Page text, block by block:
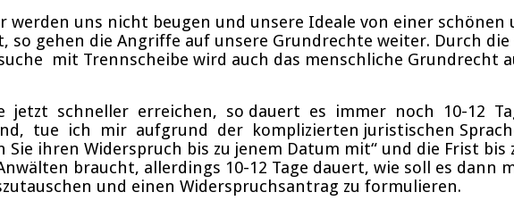
werden uns nicht beugen und unsere Ideale von einer
gehen die Angriffe auf unsere Grundrechte weiter. Durch
mit Trennscheibe wird auch das menschliche Grundrecht
schneller erreichen, so dauert es immer noch 10-12
tue ich mir aufgrund der komplizierten juristischen
ihren Widerspruch bis zu jenem Datum mit“ und die Frist bis
braucht, allerdings 10-12 Tage dauert, wie soll es dann
und einen Widerspruchsantrag zu formulieren.